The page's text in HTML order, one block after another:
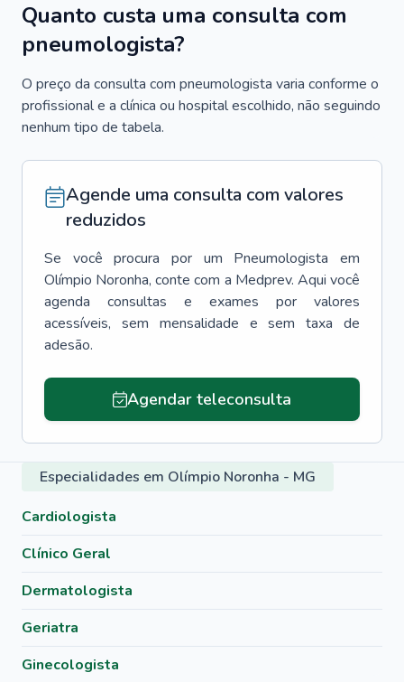
Quanto custa uma consulta com
pneumologista?
O preço da consulta com pneumologista varia conforme o
profissional e a clínica ou hospital escolhido, não seguindo
nenhum tipo de tabela.
Agende uma consulta com valores
reduzidos
Se você procura por um Pneumologista
em
Olímpio Noronha, conte com a Medprev. Aqui você
agenda consultas e exames por valores
acessíveis, sem mensalidade e sem taxa de
adesão.
Agendar teleconsulta
Especialidades em Olímpio Noronha - MG
Cardiologista
Clínico Geral
Dermatologista
Geriatra
Ginecologista